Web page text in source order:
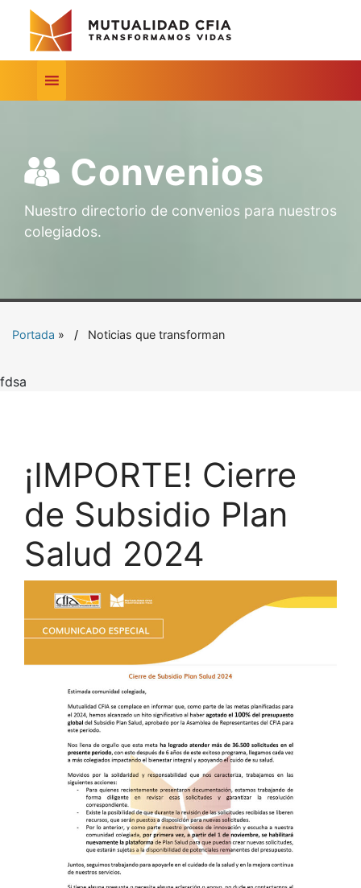
Convenios
Nuestro directorio de convenios para nuestros
colegiados.
Portada » Noticias que transforman
fdsa
¡IMPORTE! Cierre
de Subsidio Plan
Salud 2024